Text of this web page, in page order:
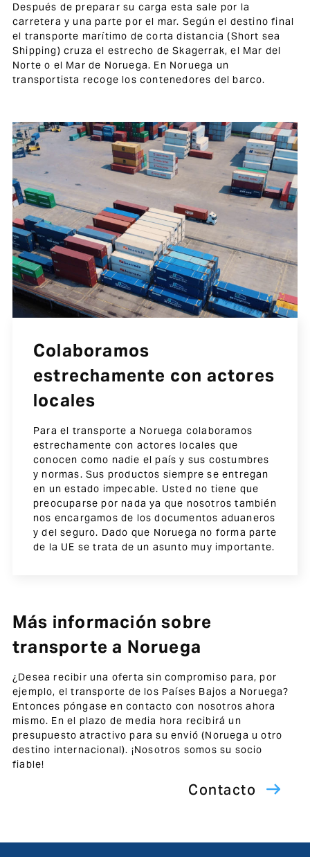
Después de preparar su carga esta sale por la
carretera y una parte por el mar. Según el destino final
el transporte marítimo de corta distancia (Short sea
Shipping) cruza el estrecho de Skagerrak, el Mar del
Norte o el Mar de Noruega. En Noruega un
transportista recoge los contenedores del barco.
Colaboramos
estrechamente con actores
locales
Para el transporte a Noruega colaboramos
estrechamente con actores locales que
conocen como nadie el país y sus costumbres
y normas. Sus productos siempre se entregan
en un estado impecable. Usted no tiene que
preocuparse por nada ya que nosotros también
nos encargamos de los documentos aduaneros
y del seguro. Dado que Noruega no forma parte
de la UE se trata de un asunto muy importante.
Más información sobre
transporte a Noruega
¿Desea recibir una oferta sin compromiso para, por
ejemplo, el transporte de los Países Bajos a Noruega?
Entonces póngase en contacto con nosotros ahora
mismo. En el plazo de media hora recibirá un
presupuesto atractivo para su envió (Noruega u otro
destino internacional). ¡Nosotros somos su socio
fiable!
Contacto